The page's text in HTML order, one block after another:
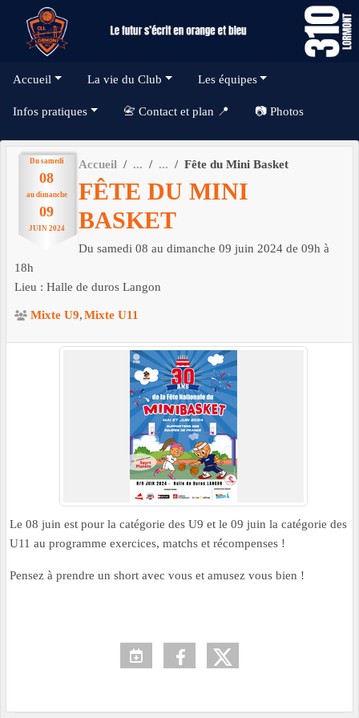
Accueil La vie du Club Les équipes
Infos pratiques 📇 Contact et plan 📍 📷 Photos
Du samedi
08
au dimanche
09
JUIN 2024
Accueil Fête du Mini Basket
FÊTE DU MINI
BASKET
Du samedi 08 au dimanche 09 juin 2024 de 09h à
18h
Lieu : Halle de duros Langon
Mixte U9 Mixte U11
Le 08 juin est pour la catégorie des U9 et le 09 juin la catégorie des
U11 au programme exercices, matchs et récompenses !
Pensez à prendre un short avec vous et amusez vous bien !
Panneau de gestion des cookies